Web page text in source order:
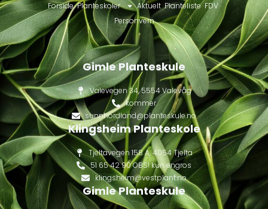
Forside Planteskoler Aktuelt Planteliste FDV
Personvern
Gimle Planteskule
Valevegen 34, 5554 Valevåg
kommer
sunnhordland@planteskule.no
Klingsheim Planteskole
Tjeltavegen 158 A, 4054 Tjelta
51 65 42 90 OBS! kun engros
klingsheim@vestplant.no
Gimle Planteskule